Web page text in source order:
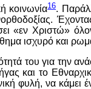
κοινωνία16.
«εν Χριστώ»
ισχυρό και
του για την
και το
φυλή, να κάμει